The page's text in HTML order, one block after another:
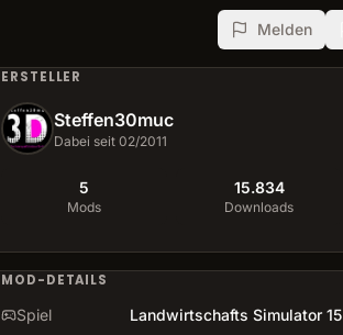
Melden
ERSTELLER
Steffen30muc
Dabei seit 02/2011
5
Mods
15.834
Downloads
MOD-DETAILS
Spiel
Landwirtschafts Simulator 15